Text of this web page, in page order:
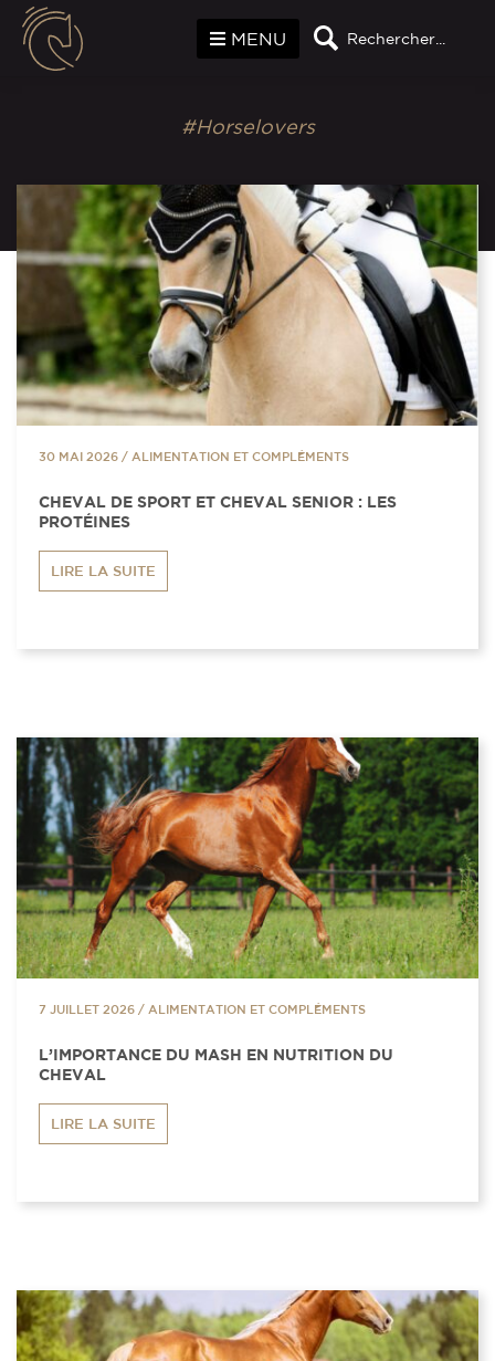
Rechercher...
MENU
#Horselovers
30 MAI 2026 / ALIMENTATION ET COMPLÉMENTS
CHEVAL DE SPORT ET CHEVAL SENIOR : LES
PROTÉINES
LIRE LA SUITE
7 JUILLET 2026 / ALIMENTATION ET COMPLÉMENTS
L’IMPORTANCE DU MASH EN NUTRITION DU
CHEVAL
LIRE LA SUITE
Panneau de gestion des cookies